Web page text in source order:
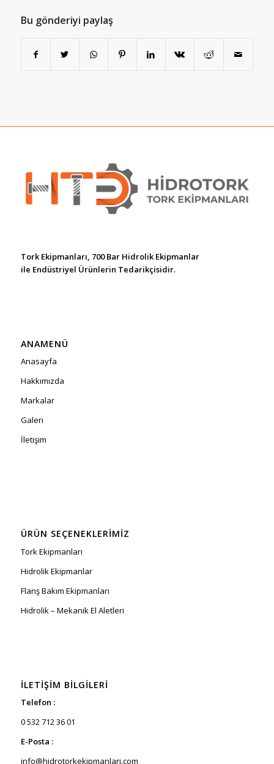
Bu gönderiyi paylaş
Tork Ekipmanları, 700 Bar Hidrolik Ekipmanlar
ile Endüstriyel Ürünlerin Tedarikçisidir.
ANAMENÜ
Anasayfa
Hakkımızda
Markalar
Galeri
İletişim
ÜRÜN SEÇENEKLERIMIZ
Tork Ekipmanları
Hidrolik Ekipmanlar
Flanş Bakım Ekipmanları
Hidrolik – Mekanik El Aletleri
İLETIŞIM BILGILERI
Telefon :
0 532 712 36 01
E-Posta :
info@hidrotorkekipmanlari.com